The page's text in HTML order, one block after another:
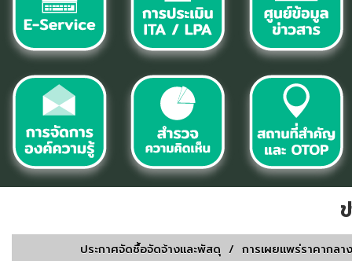
ประกาศจัดชื้อจัดจ้างเเละพัสดุ / การเผยเเพร่ราคากล